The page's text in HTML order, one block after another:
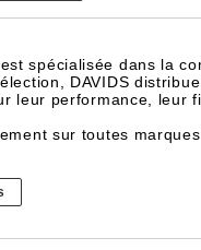
, est spécialisée dans la
DAVIDS
leur performance, leur
sur toutes